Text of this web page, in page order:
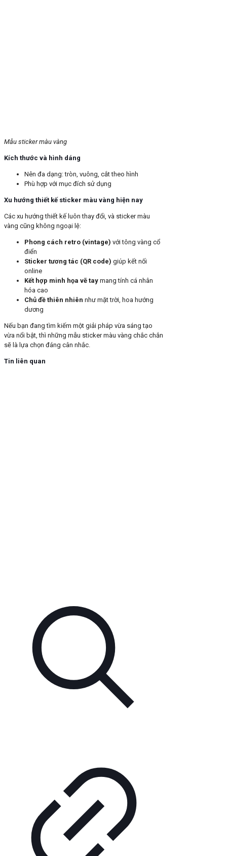
Mẫu sticker màu vàng
Kích thước và hình dáng
Nên đa dạng: tròn, vuông, cắt theo hình
Phù hợp với mục đích sử dụng
Xu hướng thiết kế sticker màu vàng hiện nay
Các xu hướng thiết kế luôn thay đổi, và sticker màu
vàng cũng không ngoại lệ:
Phong cách retro (vintage) với tông vàng cổ
điển
Sticker tương tác (QR code) giúp kết nối
online
Kết hợp minh họa vẽ tay mang tính cá nhân
hóa cao
Chủ đề thiên nhiên như mặt trời, hoa hướng
dương
Nếu bạn đang tìm kiếm một giải pháp vừa sáng tạo
vừa nổi bật, thì những mẫu sticker màu vàng chắc chắn
sẽ là lựa chọn đáng cân nhắc.
Tin liên quan